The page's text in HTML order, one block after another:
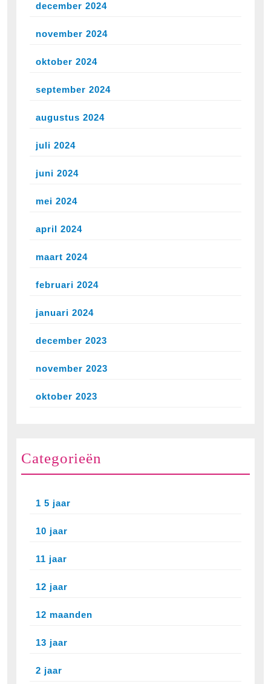
december 2024
november 2024
oktober 2024
september 2024
augustus 2024
juli 2024
juni 2024
mei 2024
april 2024
maart 2024
februari 2024
januari 2024
december 2023
november 2023
oktober 2023
Categorieën
1 5 jaar
10 jaar
11 jaar
12 jaar
12 maanden
13 jaar
2 jaar